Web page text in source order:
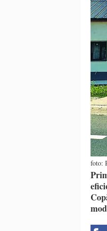
foto: